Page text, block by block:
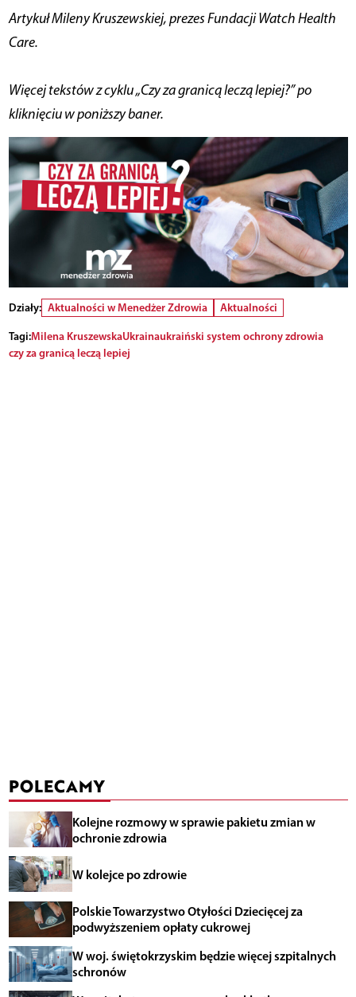
Artykuł Mileny Kruszewskiej, prezes Fundacji Watch Health
Care.
Więcej tekstówz cyklu „Czy za granicą leczą lepiej?” po
kliknięciu w poniższy baner.
Działy: Aktualności w Menedżer Zdrowia
Aktualności
Tagi:Milena KruszewskaUkrainaukraiński system ochrony zdrowia
czy za granicą leczą lepiej
POLECAMY
Kolejne rozmowy w sprawie pakietu zmian w
ochronie zdrowia
W kolejce po zdrowie
Polskie Towarzystwo Otyłości Dziecięcej za
podwyższeniem opłaty cukrowej
W woj. świętokrzyskim będzie więcej szpitalnych
schronów